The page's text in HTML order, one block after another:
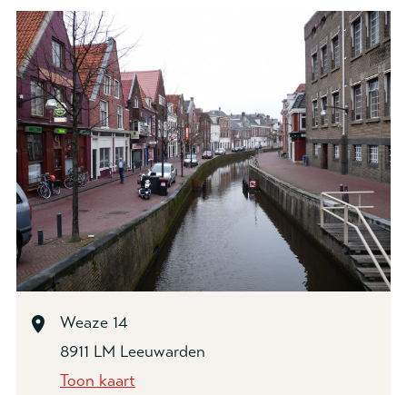
Weaze 14
8911 LM Leeuwarden
Toon kaart